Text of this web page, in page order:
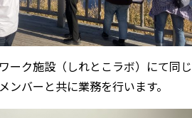
ーク施設（しれとこラボ）にて同じ
ンバーと共に業務を行います。